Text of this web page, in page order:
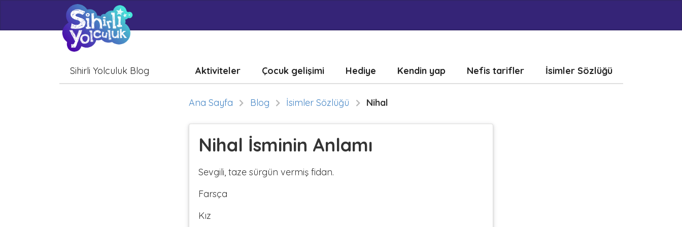
Sihirli Yolculuk Blog Aktiviteler Çocuk gelişimi Hediye Kendin yap Nefis tarifler İsimler Sözlüğü
Ana Sayfa Blog İsimler Sözlüğü Nihal
Nihal İsminin Anlamı
Sevgili, taze sürgün vermiş fidan.
Farsça
Kız